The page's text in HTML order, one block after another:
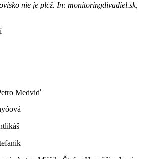
nie je pláž. In: monitoringdivadiel.sk,
Medviď